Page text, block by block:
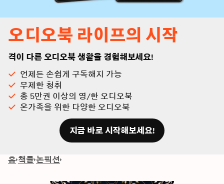
오디오북 라이프의 시작
격이 다른 오디오북 생활을 경험해보세요!
언제든 손쉽게 구독해지 가능
무제한 청취
총 5만권 이상의 영/한 오디오북
온가족을 위한 다양한 오디오북
지금 바로 시작해보세요!
홈 책들 논픽션